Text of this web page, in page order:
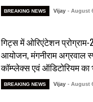
BREAKING NEWS Vijay - August
गिट्स में ओरिएंटेशन प्रोग्राम-
आयोजन, मंगनीराम अग्रवाल
कॉम्प्लेक्स एवं ऑडिटोरियम का
BREAKING NEWS Vijay - August